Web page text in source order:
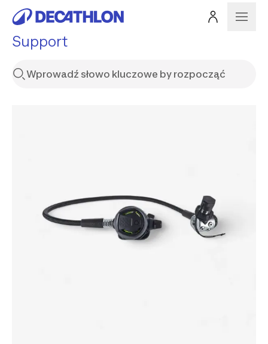
Support